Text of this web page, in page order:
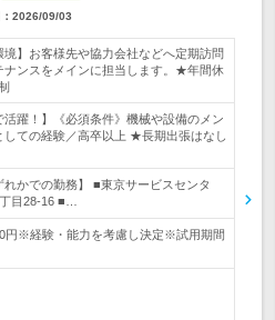
2026/09/03
境】お客様先や協力会社などへ定期訪問
ナンスをメインに担当します。★年間休
活躍！】《必須条件》機械や設備のメン
しての経験／高卒以上 ★長期出張はなし
れかでの勤務】 ■東京サービスセンタ
目28-16 ■…
円※経験・能力を考慮し決定※試用期間